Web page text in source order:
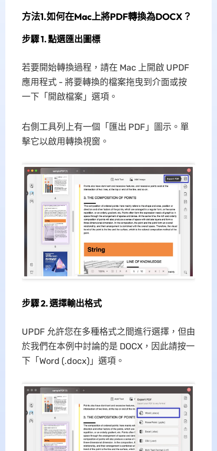
方法1.如何在Mac上將PDF轉換為DOCX？
步驟 1. 點選匯出圖標
若要開始轉換過程，請在 Mac 上開啟 UPDF
應用程式 - 將要轉換的檔案拖曳到介面或按
一下「開啟檔案」選項。
右側工具列上有一個「匯出 PDF」圖示。單
擊它以啟用轉換視窗。
步驟 2. 選擇輸出格式
UPDF 允許您在多種格式之間進行選擇，但由
於我們在本例中討論的是 DOCX，因此請按一
下「Word (.docx)」選項。